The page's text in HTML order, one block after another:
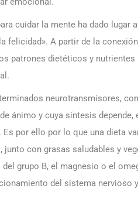
cuidar la mente ha dado lugar
felicidad». A partir de la
patrones dietéticos y
neurotransmisores,
ánimo y cuya síntesis depende,
por ello por lo que una dieta
con grasas saludables y
grupo B, el magnesio o el
del sistema nervioso